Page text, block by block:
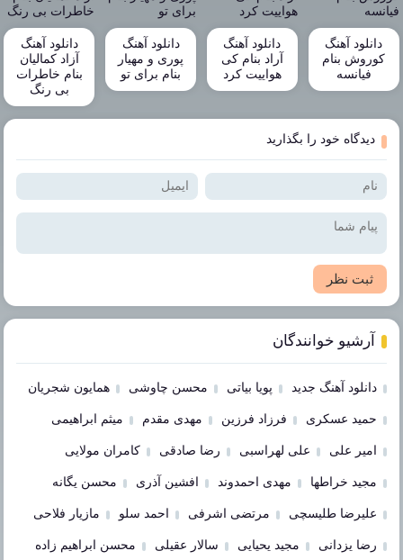
دانلود آهنگ
کوروش بنام
فیانسه
دانلود آهنگ
آراد بنام کی
هواییت کرد
دانلود آهنگ
پوری و مهیار
بنام برای تو
دانلود آهنگ
آزاد کمالیان
بنام خاطرات
بی رنگ
دیدگاه خود را بگذارید
ثبت نظر
آرشیو خوانندگان
دانلود آهنگ جدید پویا بیاتی محسن چاوشی همایون شجریان
حمید عسکری فرزاد فرزین مهدی مقدم میثم ابراهیمی
امیر علی علی لهراسبی رضا صادقی کامران مولایی
مجید خراطها مهدی احمدوند افشین آذری محسن یگانه
علیرضا طلیسچی مرتضی اشرفی احمد سلو مازیار فلاحی
رضا یزدانی مجید یحیایی سالار عقیلی محسن ابراهیم زاده